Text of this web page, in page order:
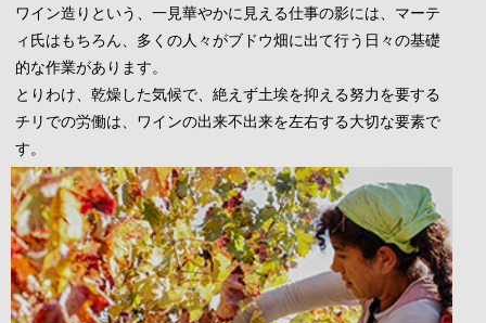
ワイン造りという、一見華やかに見える仕事の影には、マーテ
ィ氏はもちろん、多くの人々がブドウ畑に出て行う日々の基礎
的な作業があります。
とりわけ、乾燥した気候で、絶えず土埃を抑える努力を要する
チリでの労働は、ワインの出来不出来を左右する大切な要素で
す。